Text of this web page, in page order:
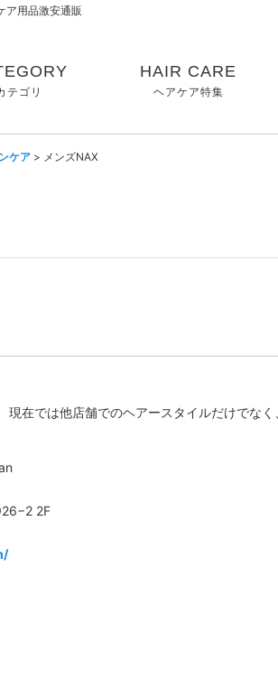
ア用品激安通販
テゴリ
HAIR CARE
ヘアケア特集
ケア > メンズNAX
在では他店舗でのヘアースタイルだけでな
2F